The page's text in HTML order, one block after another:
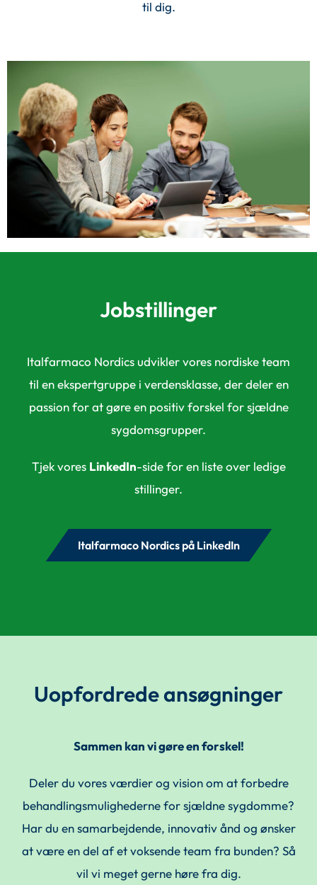
til dig.
Jobstillinger
Italfarmaco Nordics udvikler vores nordiske team
til en ekspertgruppe i verdensklasse, der deler en
passion for at gøre en positiv forskel for sjældne
sygdomsgrupper.
Tjek vores LinkedIn-side for en liste over ledige
stillinger.
Italfarmaco Nordics på LinkedIn
Uopfordrede ansøgninger
Sammen kan vi gøre en forskel!
Deler du vores værdier og vision om at forbedre
behandlingsmulighederne for sjældne sygdomme?
Har du en samarbejdende, innovativ ånd og ønsker
at være en del af et voksende team fra bunden? Så
vil vi meget gerne høre fra dig.